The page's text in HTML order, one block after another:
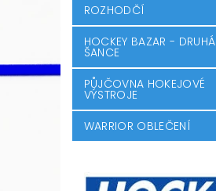
ROZHODČÍ
HOCKEY BAZAR - DRUHÁ
ŠANCE
PŮJČOVNA HOKEJOVÉ
VÝSTROJE
WARRIOR OBLEČENÍ